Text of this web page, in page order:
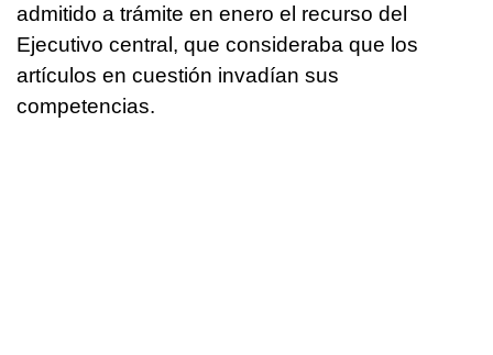
admitido a trámite en enero el recurso del
Ejecutivo central, que consideraba que los
artículos en cuestión invadían sus
competencias.